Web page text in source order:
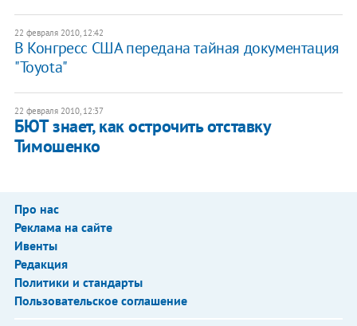
22 февраля 2010, 12:42
В Конгресс США передана тайная документация
"Toyota"
22 февраля 2010, 12:37
БЮТ знает, как острочить отставку
Тимошенко
Про нас
Реклама на сайте
Ивенты
Редакция
Политики и стандарты
Пользовательское соглашение